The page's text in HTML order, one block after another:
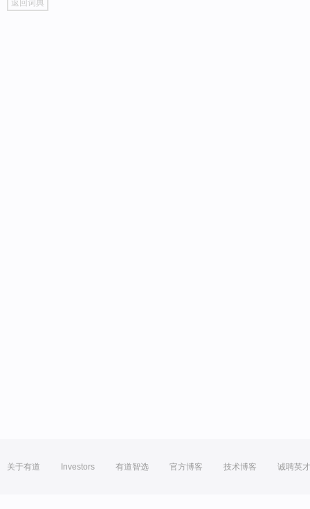
top
返回词典
关于有道 Investors 有道智选 官方博客 技术博客 诚聘英才